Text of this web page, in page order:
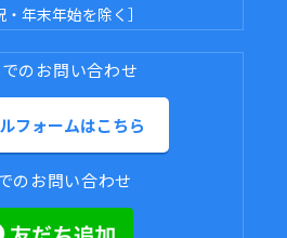
・年末年始を除く］
のお問い合わせ
フォームはこちら
のお問い合わせ